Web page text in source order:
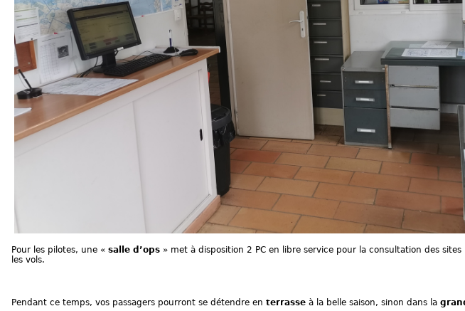
Pour les pilotes, une « salle d’ops » met à disposition 2 PC en libre service pour la consultation des
les vols.
Pendant ce temps, vos passagers pourront se détendre en terrasse à la belle saison, sinon dans la